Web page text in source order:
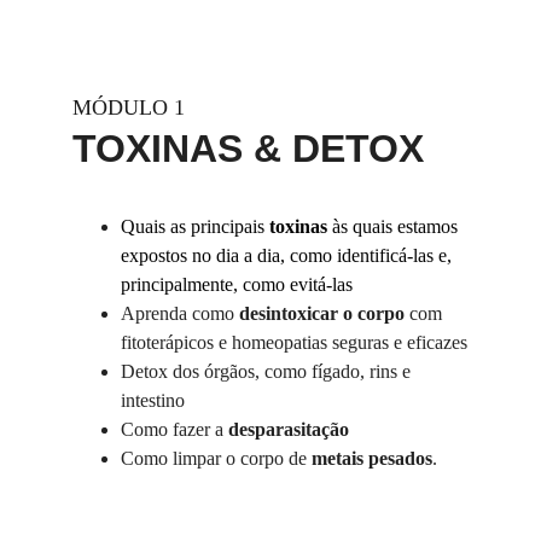
TOXINAS & DETOX
Quais as principais toxinas às quais estamos
expostos no dia a dia, como identificá-las e,
principalmente, como evitá-las
Aprenda como desintoxicar o corpo com
fitoterápicos e homeopatias seguras e eficazes
Detox dos órgãos, como fígado, rins e
intestino
Como fazer a desparasitação
Como limpar o corpo de metais pesados.
MÓDULO 1